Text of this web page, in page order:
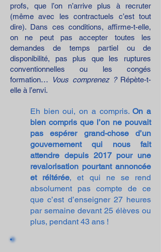
profs, que l’on n’arrive plus à recruter
(même avec les contractuels c’est tout
dire). Dans ces conditions, affirme-t-elle,
on ne peut pas accepter toutes les
demandes de temps partiel ou de
disponibilité, pas plus que les ruptures
conventionnelles ou les congés
formation…
Vous comprenez ? Répète-t-
elle à l’envi.
Eh bien oui, on a compris.On a
bien compris que l’on ne pouvait
pas espérer grand-chose d’un
gouvernement qui nous fait
attendre depuis 2017 pour une
revalorisation pourtant annoncée
et réitérée, et qui ne se rend
absolument pas compte de ce
que c’est d’enseigner 27 heures
par semaine devant 25 élèves ou
plus, pendant 43 ans !